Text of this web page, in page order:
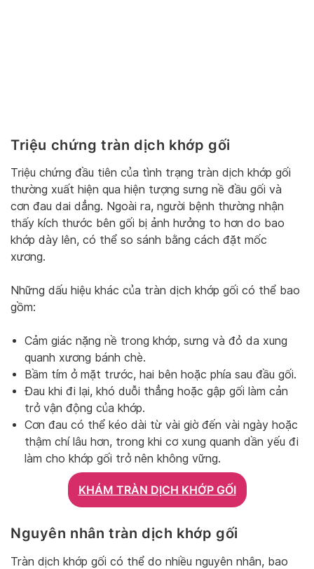
Triệu chứng tràn dịch khớp gối
Triệu chứng đầu tiên của tình trạng tràn dịch khớp gối
thường xuất hiện qua hiện tượng sưng nề đầu gối và
cơn đau dai dẳng. Ngoài ra, người bệnh thường nhận
thấy kích thước bên gối bị ảnh hưởng to hơn do bao
khớp dày lên, có thể so sánh bằng cách đặt mốc
xương.
Những dấu hiệu khác của tràn dịch khớp gối có thể bao
gồm:
Cảm giác nặng nề trong khớp, sưng và đỏ da xung
quanh xương bánh chè.
Bầm tím ở mặt trước, hai bên hoặc phía sau đầu gối.
Đau khi đi lại, khó duỗi thẳng hoặc gập gối làm cản
trở vận động của khớp.
Cơn đau có thể kéo dài từ vài giờ đến vài ngày hoặc
thậm chí lâu hơn, trong khi cơ xung quanh dần yếu đi
làm cho khớp gối trở nên không vững.
KHÁM TRÀN DỊCH KHỚP GỐI
Nguyên nhân tràn dịch khớp gối
Tràn dịch khớp gối có thể do nhiều nguyên nhân, bao